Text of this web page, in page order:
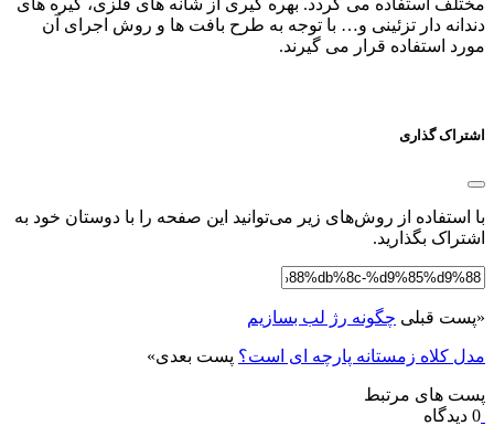
دندانه دار تزئینی و… با توجه به طرح بافت ها و روش اجرای آن
مورد استفاده قرار می گیرند.
اشتراک گذاری
با استفاده از روش‌های زیر می‌توانید این صفحه را با دوستان خود به
اشتراک بگذارید.
«پست قبلی چگونه رژ لب بسازیم
مدل کلاه زمستانه پارچه ای است؟ پست بعدی»
پست های مرتبط
0 دیدگاه